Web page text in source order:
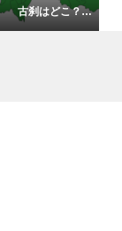
古刹はどこ？古
の時代から続く